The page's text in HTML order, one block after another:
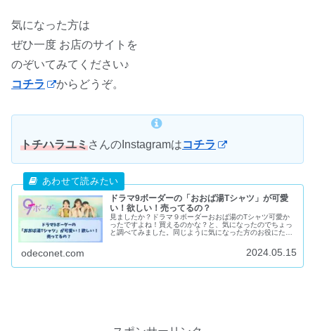
気になった方は
ぜひ一度 お店のサイトを
のぞいてみてください♪
コチラ
からどうぞ。
トチハラユミさんのInstagramはコチラ
ドラマ9ボーダーの「おおば湯Tシャツ」が可愛
い！欲しい！売ってるの？
見ましたか？ドラマ９ボーダーおおば湯のTシャツ可愛か
ったですよね！買えるのかな？と、気になったのでちょっ
と調べてみました。同じように気になった方のお役にたて
odeconet.com 2024.05.15